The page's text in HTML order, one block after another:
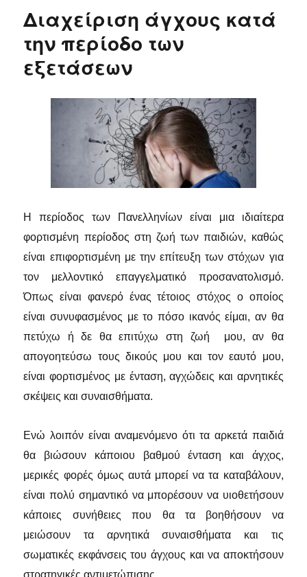
Διαχείριση άγχους κατά
την περίοδο των
εξετάσεων
Η περίοδος των Πανελληνίων είναι μια ιδιαίτερα
φορτισμένη περίοδος στη ζωή των παιδιών, καθώς
είναι επιφορτισμένη με την επίτευξη των στόχων για
τον μελλοντικό επαγγελματικό προσανατολισμό.
Όπως είναι φανερό ένας τέτοιος στόχος ο οποίος
είναι συνυφασμένος με το πόσο ικανός είμαι, αν θα
πετύχω ή δε θα επιτύχω στη ζωή μου, αν θα
απογοητεύσω τους δικούς μου και τον εαυτό μου,
είναι φορτισμένος με ένταση, αγχώδεις και αρνητικές
σκέψεις και συναισθήματα.
Ενώ λοιπόν είναι αναμενόμενο ότι τα αρκετά παιδιά
θα βιώσουν κάποιου βαθμού ένταση και άγχος,
μερικές φορές όμως αυτά μπορεί να τα καταβάλουν,
είναι πολύ σημαντικό να μπορέσουν να υιοθετήσουν
κάποιες συνήθειες που θα τα βοηθήσουν να
μειώσουν τα αρνητικά συναισθήματα και τις
σωματικές εκφάνσεις του άγχους και να αποκτήσουν
στρατηγικές αντιμετώπισης.